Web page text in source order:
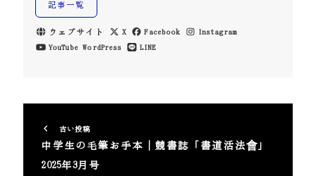
記事一覧
ウェブサイト X Facebook
Instagram
YouTube WordPress LINE
古い投稿
中学生の毛筆お手本｜競書誌「書道活法會」
2025年3月号